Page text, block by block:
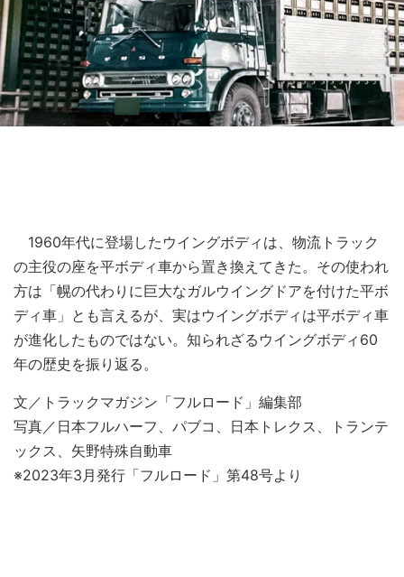
1960年代に登場したウイングボディは、物流トラック
の主役の座を平ボディ車から置き換えてきた。その使われ
方は「幌の代わりに巨大なガルウイングドアを付けた平ボ
ディ車」とも言えるが、実はウイングボディは平ボディ車
が進化したものではない。知られざるウイングボディ60
年の歴史を振り返る。
文／トラックマガジン「フルロード」編集部
写真／日本フルハーフ、パブコ、日本トレクス、トランテ
ックス、矢野特殊自動車
※2023年3月発行「フルロード」第48号より